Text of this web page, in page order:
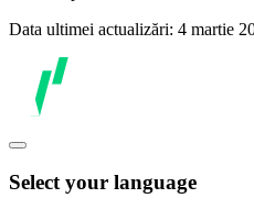
Data ultimei actualizări: 4 martie
Select your language